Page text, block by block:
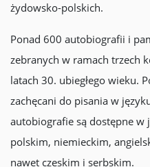
żydowsko-polskich.
Ponad 600 autobiografii i
zebranych w ramach trzech
latach 30. ubiegłego wieku.
zachęcani do pisania w
autobiografie są dostępne w
polskim, niemieckim,
nawet czeskim i serbskim.